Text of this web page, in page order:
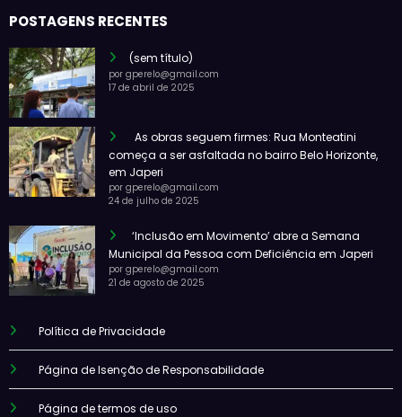
POSTAGENS RECENTES
(sem título)
por gperelo@gmail.com
17 de abril de 2025
As obras seguem firmes: Rua Monteatini
começa a ser asfaltada no bairro Belo Horizonte,
em Japeri
por gperelo@gmail.com
24 de julho de 2025
‘Inclusão em Movimento’ abre a Semana
Municipal da Pessoa com Deficiência em Japeri
por gperelo@gmail.com
21 de agosto de 2025
Política de Privacidade
Página de Isenção de Responsabilidade
Página de termos de uso